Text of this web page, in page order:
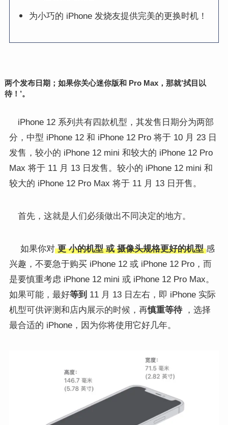
为小巧的 iPhone 发烧友提供完美的更换时机！
两个发布日期；如果你关心迷你版和 Pro Max，那就’拭目以
待！’。
iPhone 12 系列共有四款机型，其发售日期分为两部
分，中型 iPhone 12 和 iPhone 12 Pro 将于 10 月 23 日
发售，较小的 iPhone 12 mini 和较大的 iPhone 12 Pro
Max 将于 11 月 13 日发售。较小的 iPhone 12 mini 和
较大的 iPhone 12 Pro Max 将于 11 月 13 日开售。
首先，这就是人们必须做出不同决定的地方。
如果你对更小的机型或摄像头规格更好的机型 感
兴趣，不要急于购买 iPhone 12 或 iPhone 12 Pro，而
是要慎重考虑 iPhone 12 mini 或 iPhone 12 Pro Max。
如果可能，最好等到 11 月 13 日左右，即 iPhone 实际
机型可供评测和店内展示的时候，再慎重等待，选择
最合适的 iPhone，因为你将使用它好几年。